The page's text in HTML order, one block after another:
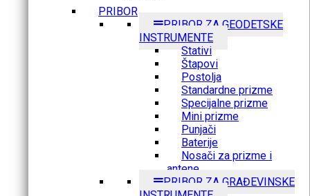
PRIBOR
PRIBOR ZA GEODETSKE
INSTRUMENTE
Stativi
Štapovi
Postolja
Standardne prizme
Specijalne prizme
Mini prizme
Punjači
Baterije
Nosači za prizme i
antene
PRIBOR ZA GRAĐEVINSKE